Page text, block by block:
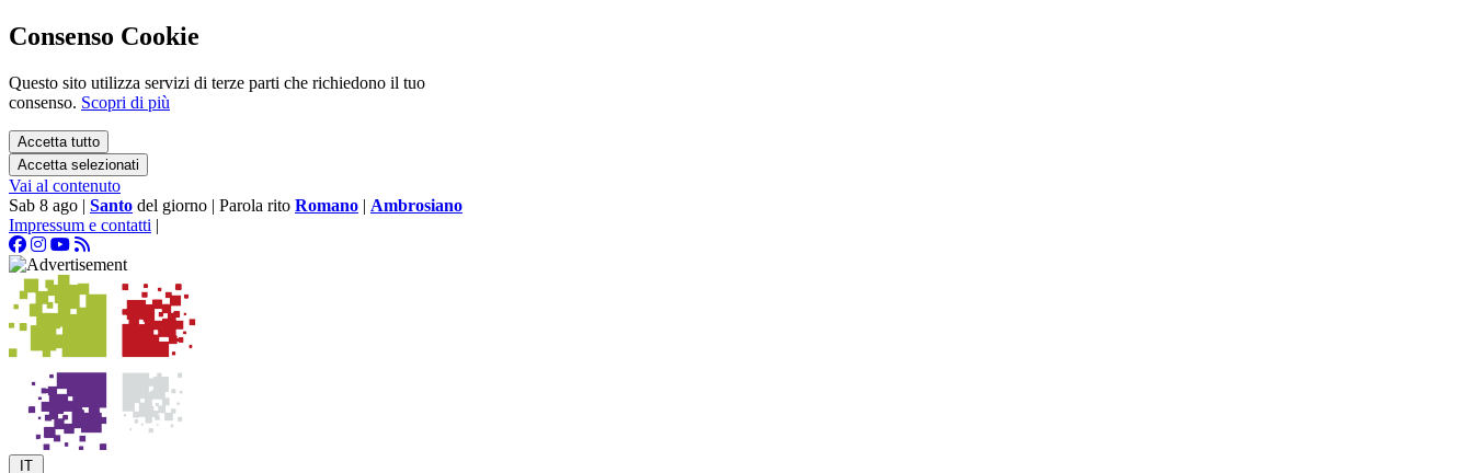
Consenso Cookie
Questo sito utilizza servizi di terze parti che richiedono il tuo
consenso. Scopri di più
Accetta tutto
Accetta selezionati
Vai al contenuto
Sab 8 ago | Santo del giorno | Parola rito Romano | Ambrosiano
Impressum e contatti |
IT